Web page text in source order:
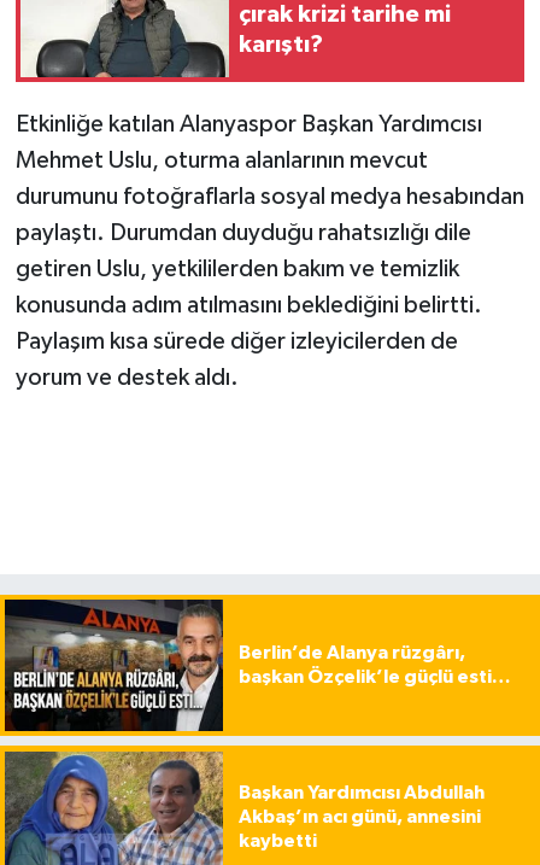
çırak krizi tarihe mi
karıştı?
Etkinliğe katılan Alanyaspor Başkan Yardımcısı
Mehmet Uslu, oturma alanlarının mevcut
durumunu fotoğraflarla sosyal medya hesabından
paylaştı. Durumdan duyduğu rahatsızlığı dile
getiren Uslu, yetkililerden bakım ve temizlik
konusunda adım atılmasını beklediğini belirtti.
Paylaşım kısa sürede diğer izleyicilerden de
yorum ve destek aldı.
Berlin’de Alanya rüzgârı,
başkan Özçelik’le güçlü esti…
Başkan Yardımcısı Abdullah
Akbaş’ın acı günü, annesini
kaybetti